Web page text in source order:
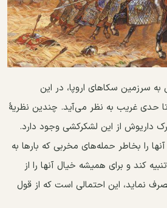
سرزمین سکا‌های اروپا، در این
حدی غریب به نظر می‌آید. چندین نظریهٔ
داریوش از این لشکرکشی وجود دارد.
را بخاطر حمله‌های مخربی که بارها به
کند و برای همیشه خیال آنها را از
نماید، این احتمالی است که از قول